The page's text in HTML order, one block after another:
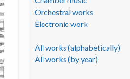
Orchestral works
Electronic work
All works (alphabetically)
All works (by year)